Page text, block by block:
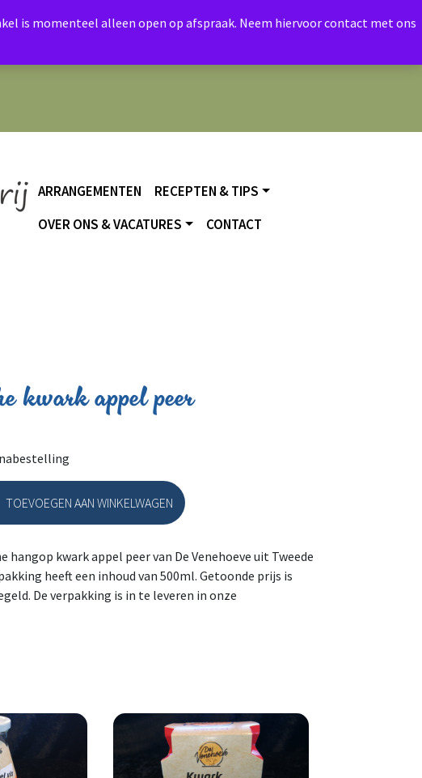
ARRANGEMENTEN
RECEPTEN & TIPS
OVER ONS & VACATURES
CONTACT
kwark appel peer
appel peer aantal
TOEVOEGEN AAN WINKELWAGEN
hangop kwark appel peer van De Venehoeve uit Tweede
heeft een inhoud van 500ml. Getoonde prijs is
De verpakking is in te leveren in onze
is momenteel alleen open op afspraak. Neem hiervoor contact met ons